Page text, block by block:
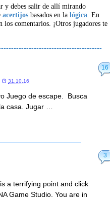
y debes salir de allí mirando
acertijos basados en lalógica. En
los comentarios. ¡Otros jugadores te
16
31.10.16
Juego de escape. Busca
casa. Jugar …
3
a terrifying point and click
Game Studio. You are in